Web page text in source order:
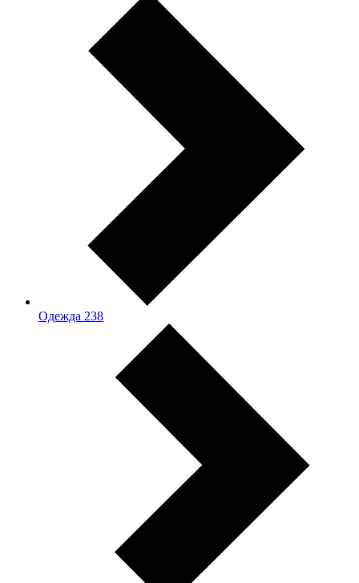
Одежда 238